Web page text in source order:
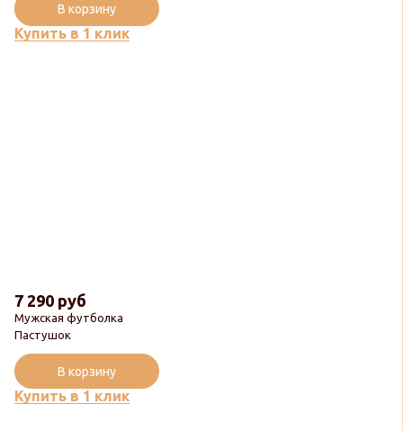
Купить в 1 клик
В корзину
Мужская футболка
Пастушок
7 290 руб
Купить в 1 клик
В корзину